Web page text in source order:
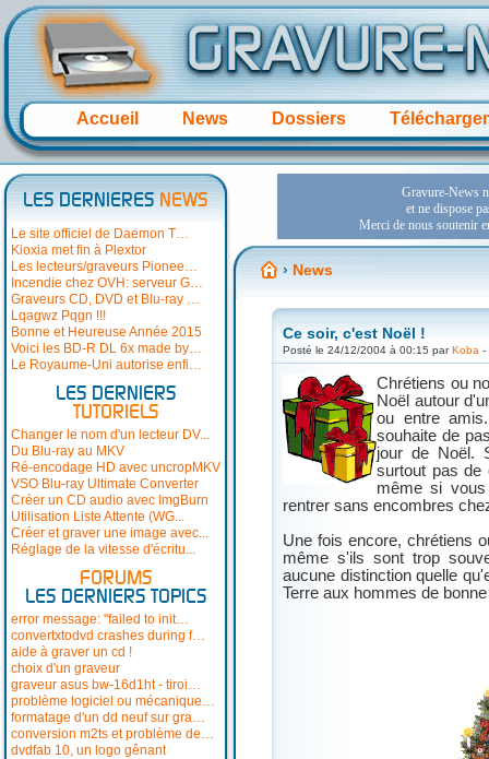
Accueil News Dossiers
LES DERNIERESNEWS
Le site officiel de Daemon T…
Kioxia met fin à Plextor
Les lecteurs/graveurs Pionee…
Incendie chez OVH: serveur G…
Graveurs CD, DVD et Blu-ray …
Lqagwz Pqgn !!!
Bonne et Heureuse Année 2015
Voici les BD-R DL 6x made by…
Le Royaume-Uni autorise enfi…
LES DERNIERS
TUTORIELS
Changer le nom d'un lecteur DV...
Du Blu-ray au MKV
Ré-encodage HD avec uncropMKV
VSO Blu-ray Ultimate Converter
Créer un CD audio avec ImgBurn
Utilisation Liste Attente (WG...
Créer et graver une image avec...
Réglage de la vitesse d'écritu...
FORUMS
LES DERNIERS TOPICS
error message: "failed to init…
convertxtodvd crashes during f…
aide à graver un cd !
choix d'un graveur
graveur asus bw-16d1ht - tiroi…
problème logiciel ou mécanique…
formatage d'un dd neuf sur gra…
conversion m2ts et problème de…
dvdfab 10, un logo gênant
› News
Ce soir, c'est Noël !
Posté le 24/12/2004 à 00:15 parKoba -
Chrétiens ou
Noël autour
ou entre
souhaite de
jour de Noël.
surtout pas de
même si
rentrer sans encombres
Une fois encore, chrétiens
même s'ils sont trop
aucune distinction quelle
Terre aux hommes de